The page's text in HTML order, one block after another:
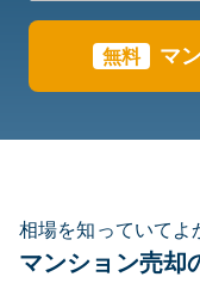
無料 マ
相場を知っていてよ
マンション売却